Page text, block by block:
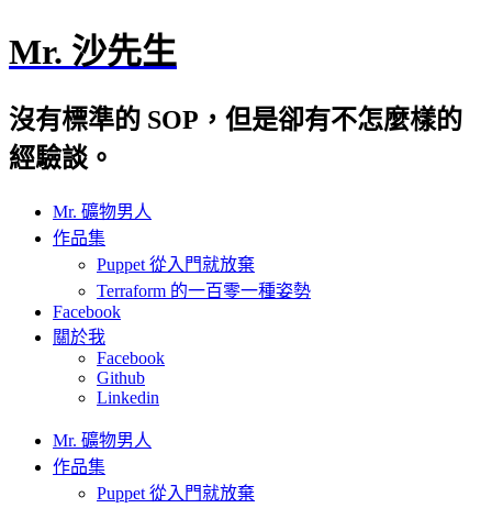
Mr. 沙先生
沒有標準的 SOP，但是卻有不怎麼樣的
經驗談。
Mr. 礦物男人
作品集
Puppet 從入門就放棄
Terraform 的一百零一種姿勢
Facebook
關於我
Facebook
Github
Linkedin
Mr. 礦物男人
作品集
Puppet 從入門就放棄